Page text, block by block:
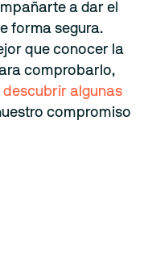
a dar el
forma segura.
que conocer la
comprobarlo,
descubrir algunas
compromiso